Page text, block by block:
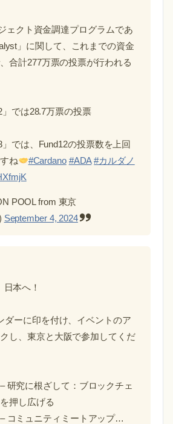
ェクト資金調達プログラムであ
」に関して、これまでの資金
合計277万票の投票が行われる
では28.7万票の投票
では、Fund12の投票数を上回
ね
#Cardano #ADA #カルダノ
POOL from 東京
September 4, 2024
日本へ！
ダーに印を付け、イベントのア
し、東京と大阪で参加してくだ
研究に根ざして：ブロックチェ
押し広げる
コミュニティミートアップ…